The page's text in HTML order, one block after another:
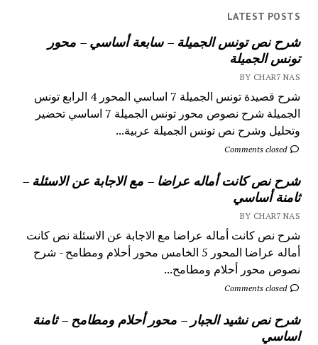
LATEST POSTS
شرح نص تونس الجميلة – سابعة أساسي – محور
تونس الجميلة
BY CHAR7 NAS
شرح قصيدة تونس الجميلة 7 اساسي المحور 4 الرابع تونس
الجميلة شرح نصوص محور تونس الجميلة 7 اساسي تحضير
وتحليل وشرح نص تونس الجميلة عربية...
Comments closed
شرح نص كانت أماله عراضا – مع الاجابة عن الاسئلة –
ثامنة أساسي
BY CHAR7 NAS
شرح نص كانت أماله عراضا مع الاجابة عن الاسئلة نص كانت
أماله عراضا المحور 5 الخامس محور أحلام ومطامح - شرح
نصوص محور أحلام ومطامح...
Comments closed
شرح نص نشيد الجبار – محور أحلام ومطامح – ثامنة
اساسي